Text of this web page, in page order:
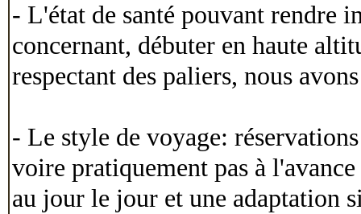
- L'état de santé pouvant rendre
concernant, débuter en haute
respectant des paliers, nous
- Le style de voyage:
voire pratiquement pas à
au jour le jour et une adaptation